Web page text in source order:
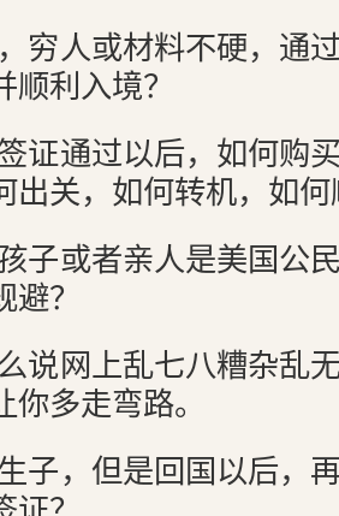
穷人或材料不硬，通
顺利入境？
证通过以后，如何购
出关，如何转机，如
子或者亲人是美国公
？
说网上乱七八糟杂乱
你多走弯路。
子，但是回国以后，